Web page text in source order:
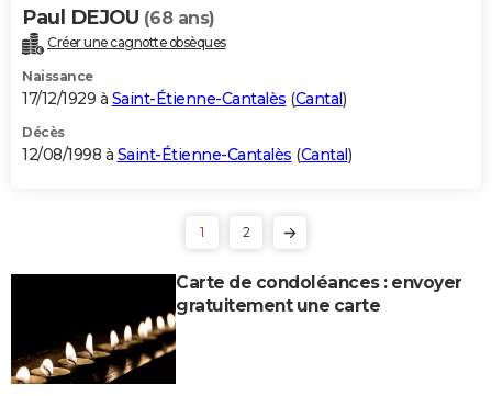
Paul DEJOU (68 ans)
Créer une cagnotte obsèques
Naissance
17/12/1929 à Saint-Étienne-Cantalès (Cantal)
Décès
12/08/1998 à Saint-Étienne-Cantalès (Cantal)
1 2
Carte de condoléances : envoyer
gratuitement une carte